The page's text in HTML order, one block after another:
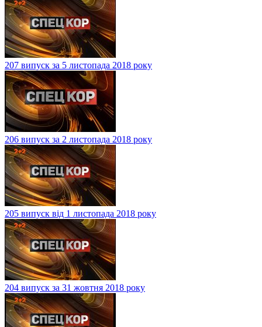
207 випуск за 5 листопада 2018 року
206 випуск за 2 листопада 2018 року
205 випуск від 1 листопада 2018 року
204 випуск за 31 жовтня 2018 року